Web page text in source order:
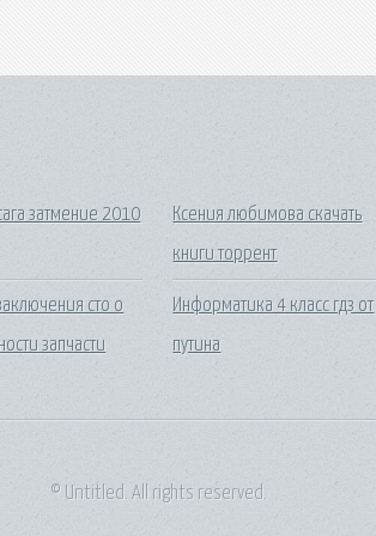
затмение 2010
сто о
запчасти
Ксения любимова скачать
книги торрент
Информатика 4 класс гдз от
путина
© Untitled. All rights reserved.